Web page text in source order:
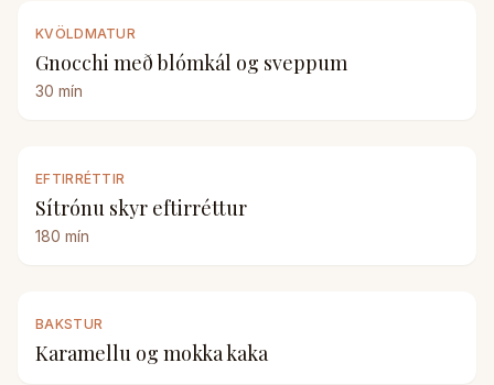
KVÖLDMATUR
Gnocchi með blómkál og sveppum
30 mín
EFTIRRÉTTIR
Sítrónu skyr eftirréttur
180 mín
BAKSTUR
Karamellu og mokka kaka